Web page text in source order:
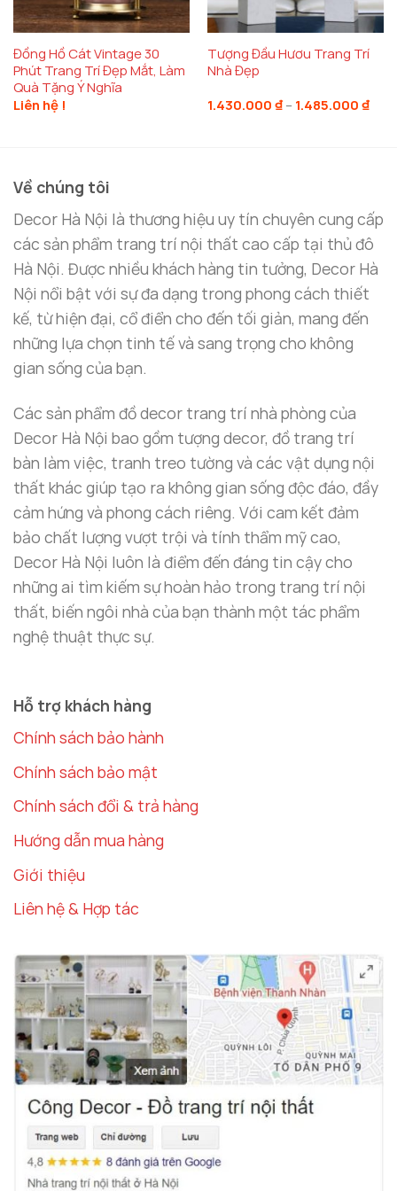
Đồng Hồ Cát Vintage 30
Phút Trang Trí Đẹp Mắt, Làm
Quà Tặng Ý Nghĩa
Liên hệ !
Tượng Đầu Hươu Trang Trí
Nhà Đẹp
1.430.000 ₫ – 1.485.000 ₫
Về chúng tôi
Decor Hà Nội là thương hiệu uy tín chuyên cung cấp
các sản phẩm trang trí nội thất cao cấp tại thủ đô
Hà Nội. Được nhiều khách hàng tin tưởng, Decor Hà
Nội nổi bật với sự đa dạng trong phong cách thiết
kế, từ hiện đại, cổ điển cho đến tối giản, mang đến
những lựa chọn tinh tế và sang trọng cho không
gian sống của bạn.
Các sản phẩm đồ decor trang trí nhà phòng của
Decor Hà Nội bao gồm tượng decor, đồ trang trí
bàn làm việc, tranh treo tường và các vật dụng nội
thất khác giúp tạo ra không gian sống độc đáo, đầy
cảm hứng và phong cách riêng. Với cam kết đảm
bảo chất lượng vượt trội và tính thẩm mỹ cao,
Decor Hà Nội luôn là điểm đến đáng tin cậy cho
những ai tìm kiếm sự hoàn hảo trong trang trí nội
thất, biến ngôi nhà của bạn thành một tác phẩm
nghệ thuật thực sự.
Hỗ trợ khách hàng
Chính sách bảo hành
Chính sách bảo mật
Chính sách đổi & trả hàng
Hướng dẫn mua hàng
Giới thiệu
Liên hệ & Hợp tác